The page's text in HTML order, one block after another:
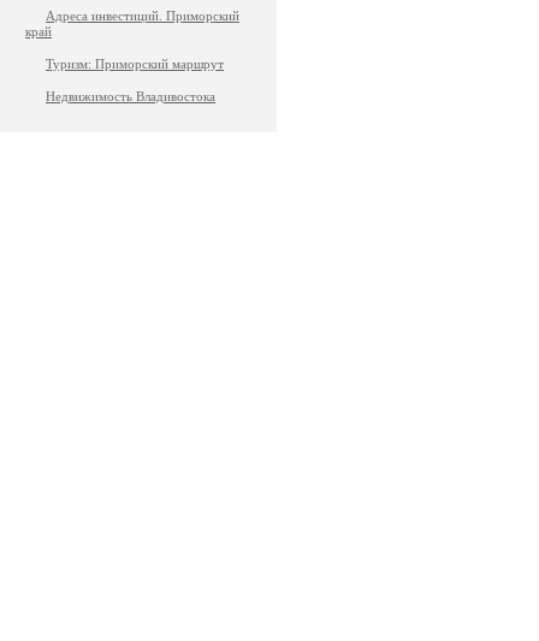
Адреса инвестиций. Приморский
край
Туризм: Приморский маршрут
Недвижимость Владивостока